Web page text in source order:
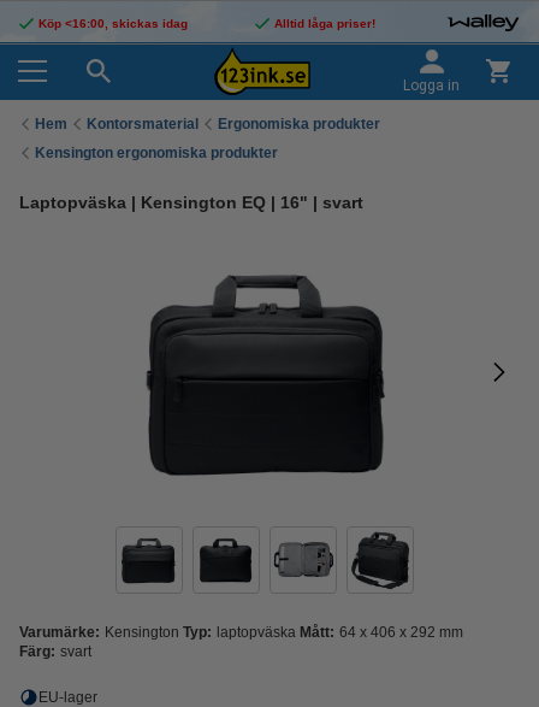
Köp <16:00, skickas idag Alltid låga priser!
Logga in
Hem Kontorsmaterial
Ergonomiska produkter
Kensington ergonomiska produkter
Laptopväska | Kensington EQ | 16" | svart
Varumärke: Kensington Typ: laptopväska Mått: 64 x 406 x 292 mm
Färg: svart
EU-lager